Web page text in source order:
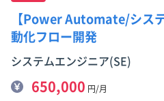
【Power Automate/シス
動化フロー開発
システムエンジニア(SE)
650,000 円/月